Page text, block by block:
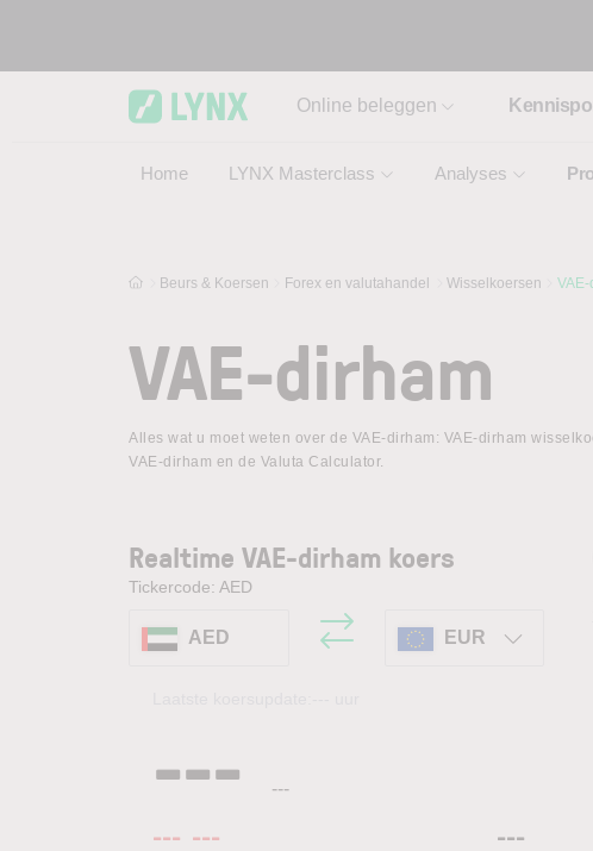
Online beleggen
Home LYNX Masterclass Analyses
Beurs & Koersen Forex en valutahandel Wisselkoersen
VAE-dirham
Alles wat u moet weten over de VAE-dirham: VAE-dirham
VAE-dirham en de Valuta Calculator.
Realtime VAE-dirham koers
Tickercode: AED
AED EUR
--- ---
--- --- ---